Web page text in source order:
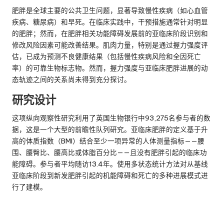
肥胖是全球主要的公共卫生问题，显著导致慢性疾病（如心血管
疾病、糖尿病）和早死。在临床实践中，干预措施通常针对明显
的肥胖；然而，在肥胖相关功能障碍发展前的亚临床阶段识别和
修改风险因素可能改善结果。肌肉力量，特别是通过握力强度评
估，已成为预测不良健康结果（包括慢性疾病风险和全因死亡
率）的可靠生物标志物。然而，握力强度与亚临床肥胖进展的动
态轨迹之间的关系尚未得到充分探讨。
研究设计
这项纵向观察性研究利用了英国生物银行中93,275名参与者的数
据，这是一个大型的前瞻性队列研究。亚临床肥胖的定义基于升
高的体质指数（BMI）结合至少一项异常的人体测量指标——腰
围、腰臀比、腰高比或体脂百分比——且没有肥胖引起的临床功
能障碍。参与者平均随访13.4年。使用多状态统计方法对从基线
亚临床阶段到新发肥胖引起的机能障碍和死亡的多种进展模式进
行了建模。